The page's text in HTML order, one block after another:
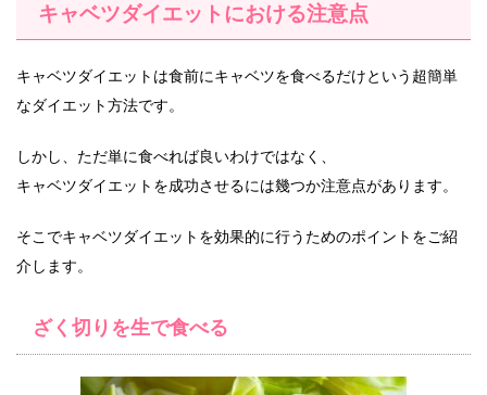
キャベツダイエットにおける注意点
キャベツダイエットは食前にキャベツを食べるだけという超簡単
なダイエット方法です。
しかし、ただ単に食べれば良いわけではなく、
キャベツダイエットを成功させるには幾つか注意点があります。
そこでキャベツダイエットを効果的に行うためのポイントをご紹
介します。
ざく切りを生で食べる